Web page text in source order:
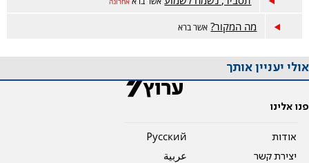
מה המקור? אשר ברא
אולי יעניין אותך
פנו אלינו
אודות
יצירת קשר
Pусский
عربية